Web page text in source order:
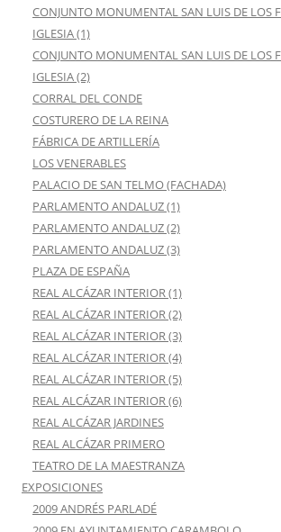
CONJUNTO MONUMENTAL SAN LUIS DE LOS
IGLESIA (1)
CONJUNTO MONUMENTAL SAN LUIS DE LOS
IGLESIA (2)
CORRAL DEL CONDE
COSTURERO DE LA REINA
FÁBRICA DE ARTILLERÍA
LOS VENERABLES
PALACIO DE SAN TELMO (FACHADA)
PARLAMENTO ANDALUZ (1)
PARLAMENTO ANDALUZ (2)
PARLAMENTO ANDALUZ (3)
PLAZA DE ESPAÑA
REAL ALCÁZAR INTERIOR (1)
REAL ALCÁZAR INTERIOR (2)
REAL ALCÁZAR INTERIOR (3)
REAL ALCÁZAR INTERIOR (4)
REAL ALCÁZAR INTERIOR (5)
REAL ALCÁZAR INTERIOR (6)
REAL ALCÁZAR JARDINES
REAL ALCÁZAR PRIMERO
TEATRO DE LA MAESTRANZA
EXPOSICIONES
2009 ANDRÉS PARLADÉ